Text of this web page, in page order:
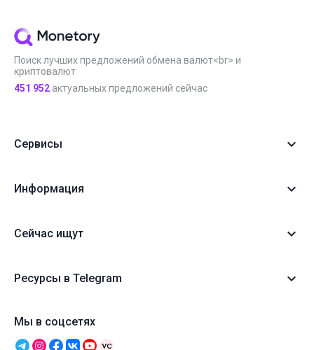
Поиск лучших предложений обмена валют<br> и
криптовалют
451 952 актуальных предложений сейчас
Сервисы
Информация
Сейчас ищут
Ресурсы в Telegram
Мы в соцсетях